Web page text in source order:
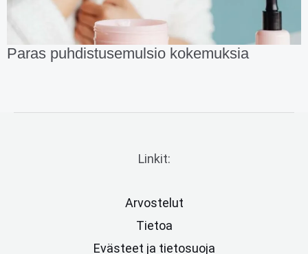
Paras puhdistusemulsio kokemuksia
Linkit:
Arvostelut
Tietoa
Evästeet ja tietosuoja